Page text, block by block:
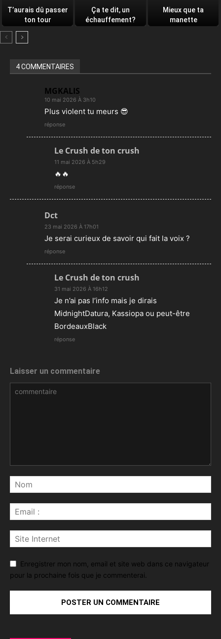
T’aurais dû passer
ton tour
Ça te dit, un
échauffement?
Mieux que ta
manette
4 COMMENTAIRES
MGKALIS
10 mai 2026 À 3h10
Plus violent tu meurs 😎
réponse
Le Crush de ton crush
11 mai 2026 À 5h29
🔥🔥
réponse
Dct
23 mai 2026 À 17h01
Je serai curieux de savoir qui fait la voix ?
réponse
Le Crush de ton crush
31 mai 2026 À 16h12
Je n’ai pas l’info mais je dirais
MidnightDatura, Kassiopa ou peut-être
BordeauxBlack
réponse
Laisser un commentaire
Enregistrer mon nom, email et site web dans ce navigateur
pour la prochaine fois que je commenterai.